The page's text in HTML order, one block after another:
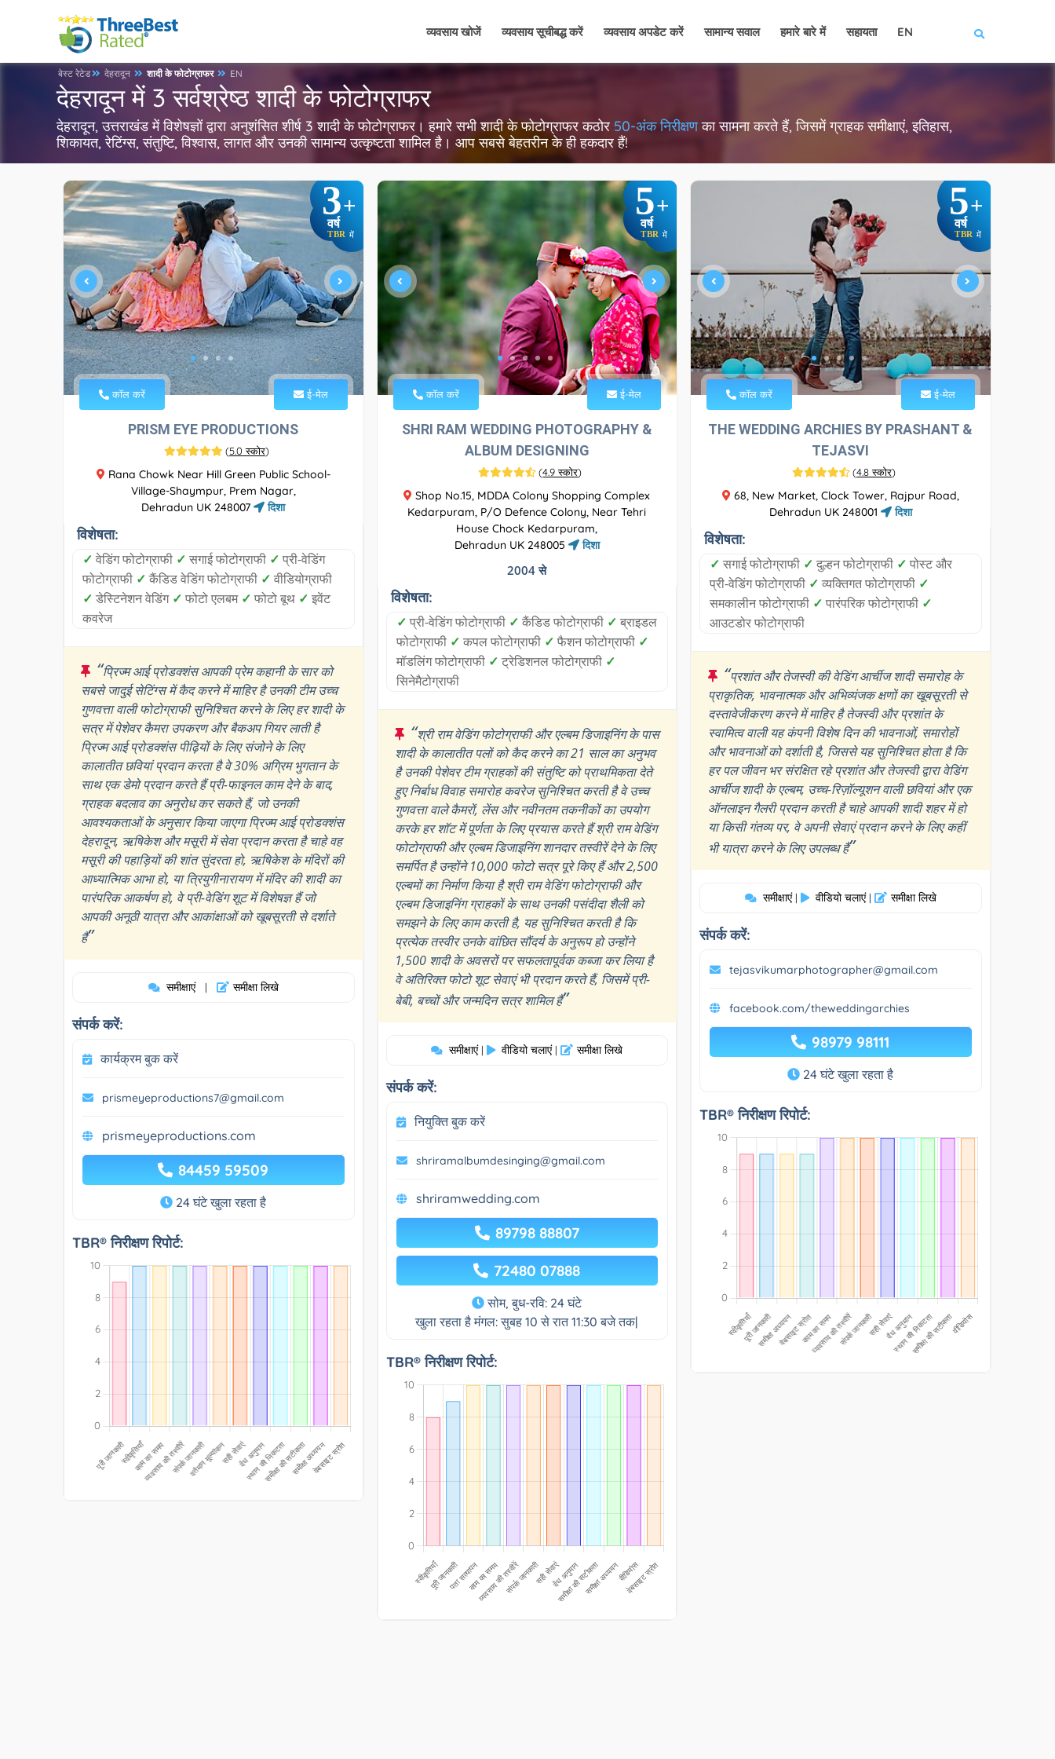
व्यवसाय खोजें व्यवसाय सूचीबद्ध करें व्यवसाय अपडेट करें सामान्य सवाल हमारे बारे में सहायता EN
बेस्ट रेटेड देहरादून शादी के फोटोग्राफर EN
देहरादून में 3 सर्वश्रेष्ठ शादी के फोटोग्राफर
देहरादून, उत्तराखंड में विशेषज्ञों द्वारा अनुशंसित शीर्ष 3 शादी के फोटोग्राफर। हमारे सभी शादी के फोटोग्राफर कठोर 50-अंक निरीक्षणका सामना करते हैं, जिसमें ग्राहक समीक्षाएं, इतिहास,
शिकायत, रेटिंग्स, संतुष्टि, विश्वास, लागत और उनकी सामान्य उत्कृष्टता शामिल है। आप सबसे बेहतरीन के ही हकदार हैं!
3+
वर्ष
TBR में
कॉल करें ई-मेल
PRISM EYE PRODUCTIONS
(5.0 स्कोर)
Rana Chowk Near Hill Green Public School-
Village-Shaympur, Prem Nagar,
Dehradun UK 248007
दिशा
विशेषता:
✓ वेडिंग फोटोग्राफी ✓ सगाई फोटोग्राफी ✓ प्री-वेडिंग
फोटोग्राफी ✓ कैंडिड वेडिंग फोटोग्राफी ✓ वीडियोग्राफी
✓ डेस्टिनेशन वेडिंग ✓ फोटो एलबम ✓ फोटो बूथ ✓ इवेंट
कवरेज
“प्रिज्म आई प्रोडक्शंस आपकी प्रेम कहानी के सार को
सबसे जादुई सेटिंग्स में कैद करने में माहिर है उनकी टीम उच्च
गुणवत्ता वाली फोटोग्राफी सुनिश्चित करने के लिए हर शादी के
सत्र में पेशेवर कैमरा उपकरण और बैकअप गियर लाती है
प्रिज्म आई प्रोडक्शंस पीढ़ियों के लिए संजोने के लिए
कालातीत छवियां प्रदान करता है वे 30% अग्रिम भुगतान के
साथ एक डेमो प्रदान करते हैं प्री-फाइनल काम देने के बाद,
ग्राहक बदलाव का अनुरोध कर सकते हैं, जो उनकी
आवश्यकताओं के अनुसार किया जाएगा प्रिज्म आई प्रोडक्शंस
देहरादून, ऋषिकेश और मसूरी में सेवा प्रदान करता है चाहे वह
मसूरी की पहाड़ियों की शांत सुंदरता हो, ऋषिकेश के मंदिरों की
आध्यात्मिक आभा हो, या त्रियुगीनारायण में मंदिर की शादी का
पारंपरिक आकर्षण हो, वे प्री-वेडिंग शूट में विशेषज्ञ हैं जो
आपकी अनूठी यात्रा और आकांक्षाओं को खूबसूरती से दर्शाते
हैं”
समीक्षाएं | समीक्षा लिखे
संपर्क करें:
कार्यक्रम बुक करें
prismeyeproductions7@gmail.com
prismeyeproductions.com
84459 59509
24 घंटे खुला रहता है
TBR® निरीक्षण रिपोर्ट:
5+
वर्ष
TBR में
कॉल करें ई-मेल
SHRI RAM WEDDING PHOTOGRAPHY &
ALBUM DESIGNING
(4.9 स्कोर)
Shop No.15, MDDA Colony Shopping Complex
Kedarpuram, P/O Defence Colony, Near Tehri
House Chock Kedarpuram,
Dehradun UK 248005
दिशा
2004 से
विशेषता:
✓ प्री-वेडिंग फोटोग्राफी ✓ कैंडिड फोटोग्राफी ✓ ब्राइडल
फोटोग्राफी ✓ कपल फोटोग्राफी ✓ फैशन फोटोग्राफी ✓
मॉडलिंग फोटोग्राफी ✓ ट्रेडिशनल फोटोग्राफी ✓
सिनेमैटोग्राफी
“श्री राम वेडिंग फोटोग्राफी और एल्बम डिजाइनिंग के पास
शादी के कालातीत पलों को कैद करने का 21 साल का अनुभव
है उनकी पेशेवर टीम ग्राहकों की संतुष्टि को प्राथमिकता देते
हुए निर्बाध विवाह समारोह कवरेज सुनिश्चित करती है वे उच्च
गुणवत्ता वाले कैमरों, लेंस और नवीनतम तकनीकों का उपयोग
करके हर शॉट में पूर्णता के लिए प्रयास करते हैं श्री राम वेडिंग
फोटोग्राफी और एल्बम डिजाइनिंग शानदार तस्वीरें देने के लिए
समर्पित है उन्होंने 10,000 फोटो सत्र पूरे किए हैं और 2,500
एल्बमों का निर्माण किया है श्री राम वेडिंग फोटोग्राफी और
एल्बम डिजाइनिंग ग्राहकों के साथ उनकी पसंदीदा शैली को
समझने के लिए काम करती है, यह सुनिश्चित करती है कि
प्रत्येक तस्वीर उनके वांछित सौंदर्य के अनुरूप हो उन्होंने
1,500 शादी के अवसरों पर सफलतापूर्वक कब्जा कर लिया है
वे अतिरिक्त फोटो शूट सेवाएं भी प्रदान करते हैं, जिसमें प्री-
बेबी, बच्चों और जन्मदिन सत्र शामिल हैं”
समीक्षाएं | वीडियो चलाएं | समीक्षा लिखे
संपर्क करें:
नियुक्ति बुक करें
shriramalbumdesinging@gmail.com
shriramwedding.com
89798 88807
72480 07888
सोम, बुध-रवि: 24 घंटे
खुला रहता है मंगल: सुबह 10 से रात 11:30 बजे तक|
TBR® निरीक्षण रिपोर्ट:
5+
वर्ष
TBR में
कॉल करें ई-मेल
THE WEDDING ARCHIES BY PRASHANT &
TEJASVI
(4.8 स्कोर)
68, New Market, Clock Tower, Rajpur Road,
Dehradun UK 248001
दिशा
विशेषता:
✓ सगाई फोटोग्राफी ✓ दुल्हन फोटोग्राफी ✓ पोस्ट और
प्री-वेडिंग फोटोग्राफी ✓ व्यक्तिगत फोटोग्राफी ✓
समकालीन फोटोग्राफी ✓ पारंपरिक फोटोग्राफी ✓
आउटडोर फोटोग्राफी
“प्रशांत और तेजस्वी की वेडिंग आर्चीज शादी समारोह के
प्राकृतिक, भावनात्मक और अभिव्यंजक क्षणों का खूबसूरती से
दस्तावेजीकरण करने में माहिर है तेजस्वी और प्रशांत के
स्वामित्व वाली यह कंपनी विशेष दिन की भावनाओं, समारोहों
और भावनाओं को दर्शाती है, जिससे यह सुनिश्चित होता है कि
हर पल जीवन भर संरक्षित रहे प्रशांत और तेजस्वी द्वारा वेडिंग
आर्चीज शादी के एल्बम, उच्च-रिज़ॉल्यूशन वाली छवियां और एक
ऑनलाइन गैलरी प्रदान करती है चाहे आपकी शादी शहर में हो
या किसी गंतव्य पर, वे अपनी सेवाएं प्रदान करने के लिए कहीं
भी यात्रा करने के लिए उपलब्ध हैं”
समीक्षाएं | वीडियो चलाएं | समीक्षा लिखे
संपर्क करें:
tejasvikumarphotographer@gmail.com
facebook.com/theweddingarchies
98979 98111
24 घंटे खुला रहता है
TBR® निरीक्षण रिपोर्ट: